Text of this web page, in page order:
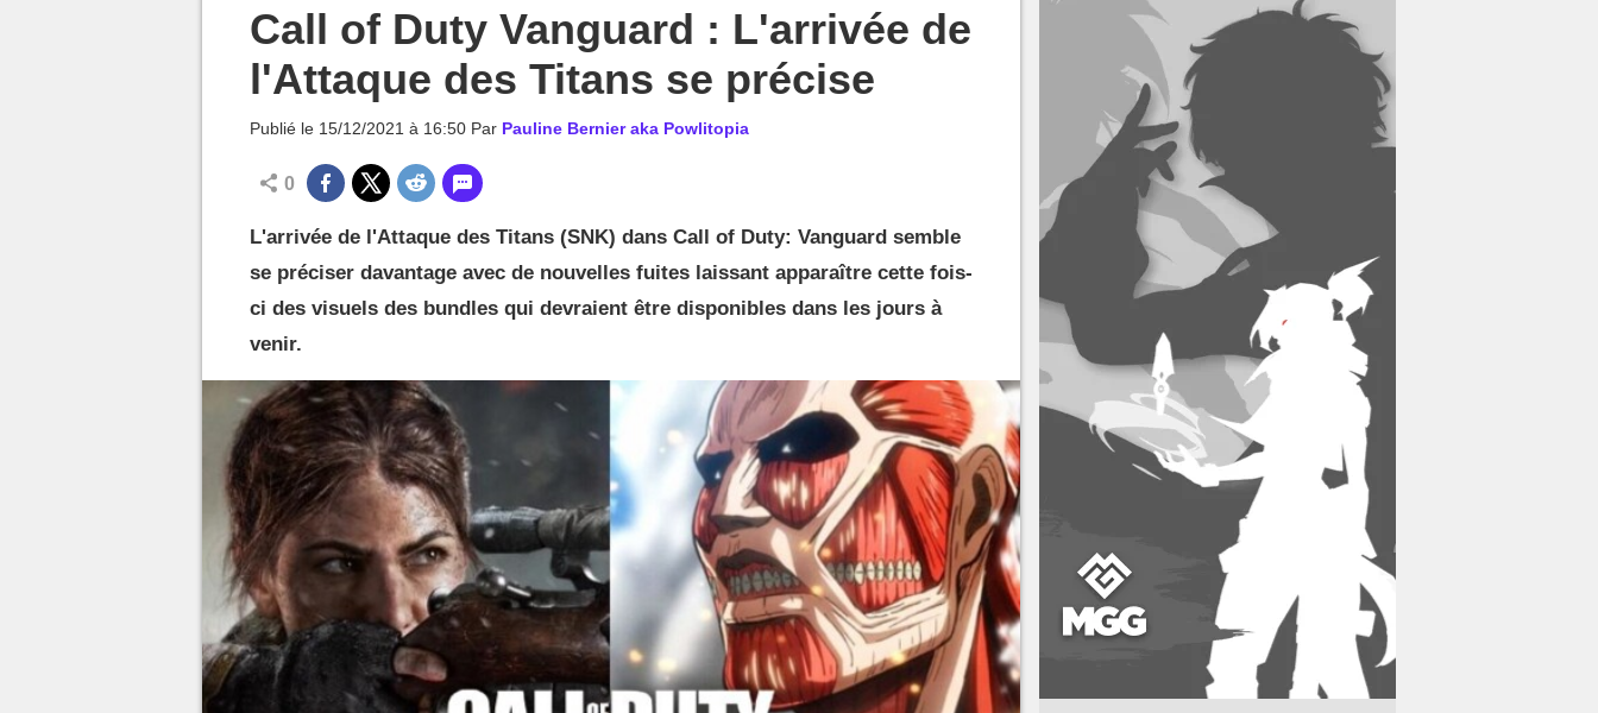
Call of Duty Vanguard : L'arrivée de
l'Attaque des Titans se précise
Publié le 15/12/2021 à 16:50 Par Pauline Bernier aka Powlitopia
0
L'arrivée de l'Attaque des Titans (SNK) dans Call of Duty: Vanguard semble
se préciser davantage avec de nouvelles fuites laissant apparaître cette fois-
ci des visuels des bundles qui devraient être disponibles dans les jours à
venir.